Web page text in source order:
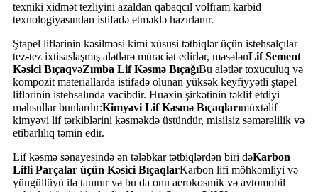
texniki xidmət tezliyini azaldan qabaqcıl volfram karbid
texnologiyasından istifadə etməklə hazırlanır.
Ştapel liflərinin kəsilməsi kimi xüsusi tətbiqlər üçün istehsalçılar
tez-tez ixtisaslaşmış alətlərə müraciət edirlər, məsələnLif Sement
Kəsici BıçaqvəZımba Lif Kəsmə BıçağıBu alətlər toxuculuq və
kompozit materiallarda istifadə olunan yüksək keyfiyyətli ştapel
liflərinin istehsalında vacibdir. Huaxin şirkətinin təklif etdiyi
məhsullar bunlardır:Kimyəvi Lif Kəsmə Bıçaqlarımüxtəlif
kimyəvi lif tərkiblərini kəsməkdə üstündür, misilsiz səmərəlilik və
etibarlılıq təmin edir.
Lif kəsmə sənayesində ən tələbkar tətbiqlərdən biri dəKarbon
Lifli Parçalar üçün Kəsici BıçaqlarKarbon lifi möhkəmliyi və
yüngüllüyü ilə tanınır və bu da onu aerokosmik və avtomobil